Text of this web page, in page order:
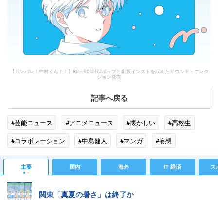
【ガンバレ！中村くん！！】80～90年代Jポップと劇版インストを収めたサウンド・コレク
ション発売
記事へ戻る
#芸能ニュース #アニメニュース #懐かしい
#高校生
#コラボレーション
#中島健人 #マンガ
#妄想
#TOKYO MX
#島健 #SNS #岡村靖幸 #激怒
主要 国内 海外 IT 経済 ス
関東「真夏の暑さ」は終了か